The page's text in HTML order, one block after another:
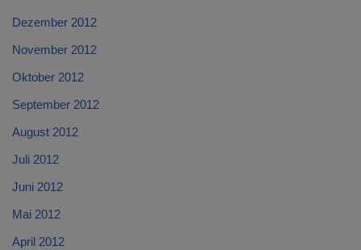
Dezember 2012
November 2012
Oktober 2012
September 2012
August 2012
Juli 2012
Juni 2012
Mai 2012
April 2012